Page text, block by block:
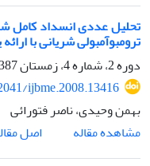
تحلیل عددی انسداد کامل
ترومبوآمبولی شریانی با
دوره 2، شماره 4، زمستان 1387، صفحه
ijbme.2008.13416
بهمن وحیدی، ناصر فتورائی
مشاهده مقاله
اصل